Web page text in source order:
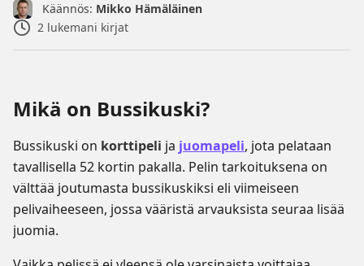
Käännös: Mikko Hämäläinen
2 lukemani kirjat
Mikä on Bussikuski?
Bussikuski on korttipeli ja juomapeli, jota pelataan
tavallisella 52 kortin pakalla. Pelin tarkoituksena on
välttää joutumasta bussikuskiksi eli viimeiseen
pelivaiheeseen, jossa vääristä arvauksista seuraa lisää
juomia.